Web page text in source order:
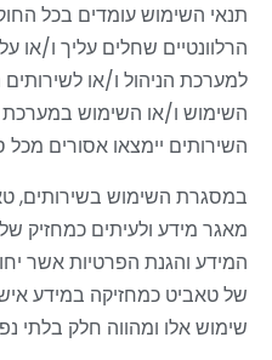
תנאי השימוש עומדים בכל
הרלוונטיים שחלים עליך ו/או
למערכת הניהול ו/או
השימוש ו/או השימוש במערכת
השירותים יימצאו אסורים
במסגרת השימוש בשירותים,
מאגר מידע ולעיתים כמחזיק
המידע והגנת הפרטיות אשר
של טאביט כמחזיקה במידע
שימוש אלו ומהווה חלק בלתי